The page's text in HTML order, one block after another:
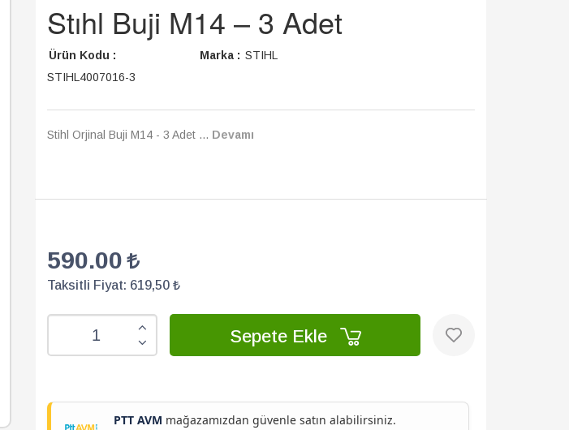
Stıhl Buji M14 – 3 Adet
Ürün Kodu :
STIHL4007016-3
Marka : STIHL
Stihl Orjinal Buji M14 - 3 Adet ... Devamı
590.00
Taksitli Fiyat: 619,50 ₺
Sepete Ekle
PTT AVM mağazamızdan güvenle satın alabilirsiniz.